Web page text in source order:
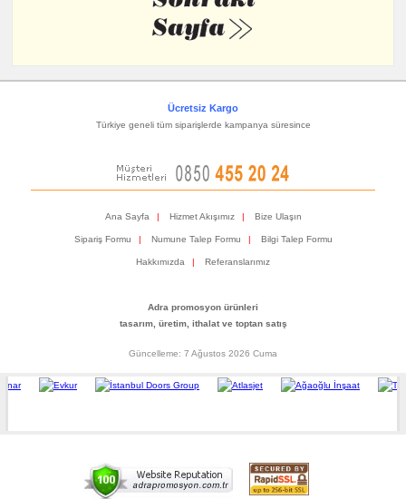
Ücretsiz Kargo
Türkiye geneli tüm siparişlerde kampanya süresince
Ana Sayfa | Hizmet Akışımız | Bize Ulaşın
Sipariş Formu | Numune Talep Formu | Bilgi Talep Formu
Hakkımızda | Referanslarımız
Adra promosyon ürünleri
tasarım, üretim, ithalat ve toptan satış
Güncelleme: 7 Ağustos 2026 Cuma